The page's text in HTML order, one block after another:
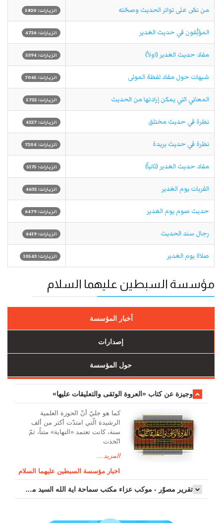
من نصّ على تواتر الحديث وصحّته الزيارات: 5820
المؤلِّفون في حديث الغدير الزيارات: 4726
مفاد حديث الغدير (اولاً) الزيارات: 5394
شبهات حول مفاد لفظة المولى‏ الزيارات: 7065
المعاني التي يمكن إرادتها من الحديث الزيارات: 5722
نظرة في حديث مختلق الزيارات: 4227
نظرة في حديث بريدة الزيارات: 7204
مفاد حديث الغدير (ثانياً) الزيارات: 5175
القربات يوم الغدير الزيارات: 4632
حديث صوم يوم الغدير الزيارات: 6479
رجال سند الحديث الزيارات: 6419
صلاة يوم الغدير الزيارات: 10543
مؤسسة السبطين عليهما السلام
أخبار المؤسسة
إصدارات
حول المؤسسة
وجیزة عن کتاب «العروة الوثقی والتعلیقات علیها»
کما هو جليّ أنّ الحوزة العلمیة
الرشیدة الّتي امتدّت أكثر من ألف
سنة، كانت تعتمد «النهاية» متناً، ثمّ
اتّخذت
المزيد...
اخبار مؤسسة السبطين عليهما السلام
تقرير مصوّر - موكب عزاء مکتب سماحة اية الله السيد مرتضى الموسوي الاصفهاني في يوم إستشهاد السيدة فاطم...